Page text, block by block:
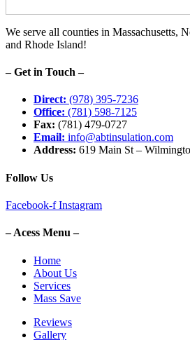
We serve all counties in Massachusetts,
and Rhode Island!
– Get in Touch –
Direct: (978) 395-7236
Office: (781) 598-7125
Fax: (781) 479-0727
Email: info@abtinsulation.com
Address: 619 Main St –
Follow Us
Facebook-f Instagram
– Acess Menu –
Home
About Us
Services
Mass Save
Reviews
Gallery